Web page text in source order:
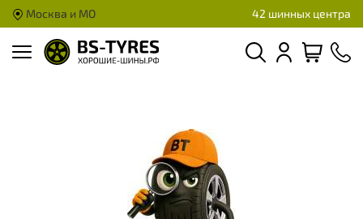
Москва и МО 42 шинных центра